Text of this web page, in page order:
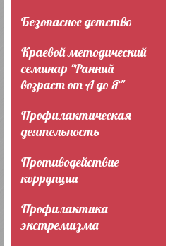
Безопасное детство
Краевой методический
семинар "Ранний
возраст от А до Я"
Профилактическая
деятельность
Противодействие
коррупции
Профилактика
экстремизма